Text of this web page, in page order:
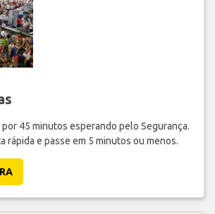
45 minutos esperando pelo Segurança.
rápida e passe em 5 minutos ou menos.